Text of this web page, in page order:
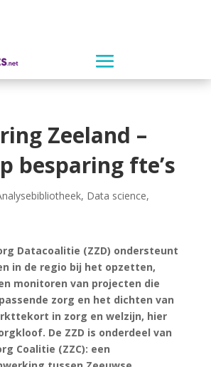
Zeeland –
besparing fte’s
, Data science,
Datacoalitie (ZZD) ondersteunt
in de regio bij het opzetten,
monitoren van projecten die
zorg en het dichten van
in zorg en welzijn, hier
De ZZD is onderdeel van
Coalitie (ZZC): een